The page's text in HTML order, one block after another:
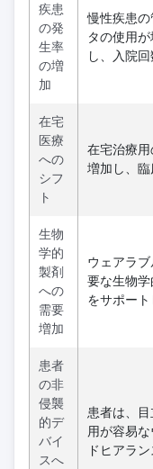
疾患
の発
生率
の増
加
慢性疾患
タの使用
し、入院
在宅
医療
への
シフ
ト
在宅治療
増加し、臨
生物
学的
製剤
への
需要
増加
ウェアラ
要な生物
をサポート
患者
の非
侵襲
的デ
バイ
スへ
患者は、
用が容易
ドヒアラ